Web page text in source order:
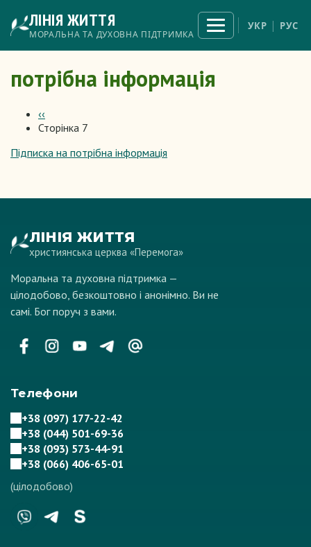
до
основного
вмісту
ЛІНІЯ ЖИТТЯ
МОРАЛЬНА ТА ДУХОВНА ПІДТРИМКА
Відкрити
меню
УКР РУС
потрібна інформація
Розбивка
сторінки
Попередня
сторінка
‹‹
Сторінка 7
Підписка на потрібна інформація
ЛІНІЯ ЖИТТЯ
християнська церква «Перемога»
Моральна та духовна підтримка —
цілодобово, безкоштовно і анонімно. Ви не
самі. Бог поруч з вами.
Телефони
+38 (097) 177-22-42
+38 (044) 501-69-36
+38 (093) 573-44-91
+38 (066) 406-65-01
(цілодобово)